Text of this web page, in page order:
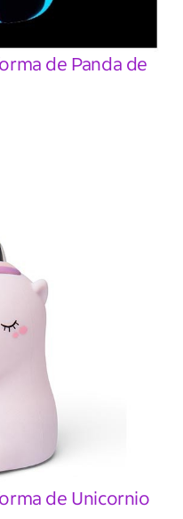
de Panda de
de Unicornio